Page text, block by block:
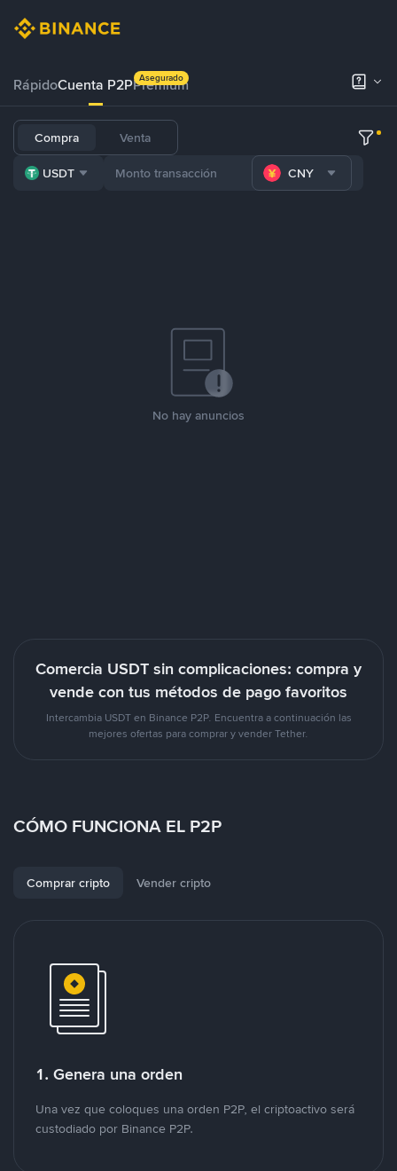
RápidoCuenta P2PPrémium
Asegurado
Compra Venta
USDT CNY
No hay anuncios
Comercia USDT sin complicaciones: compra y
vende con tus métodos de pago favoritos
Intercambia USDT en Binance P2P. Encuentra a continuación las
mejores ofertas para comprar y vender Tether.
CÓMO FUNCIONA EL P2P
Comprar cripto Vender cripto
1. Genera una orden
Una vez que coloques una orden P2P, el criptoactivo será
custodiado por Binance P2P.